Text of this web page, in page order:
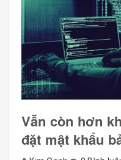
Vẫn còn hơn
đặt mật khẩu